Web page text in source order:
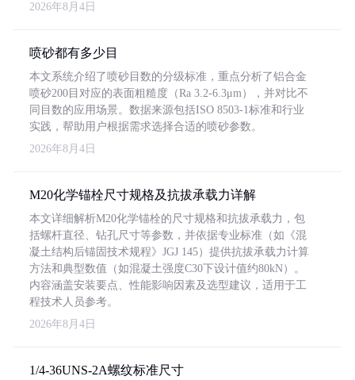
2026年8月4日
喷砂都有多少目
本文系统介绍了喷砂目数的分级标准，重点分析了铝合金
喷砂200目对应的表面粗糙度（Ra 3.2-6.3μm），并对比不
同目数的应用场景。数据来源包括ISO 8503-1标准和行业
实践，帮助用户根据需求选择合适的喷砂参数。
2026年8月4日
M20化学锚栓尺寸规格及抗拔承载力详解
本文详细解析M20化学锚栓的尺寸规格和抗拔承载力，包
括螺杆直径、钻孔尺寸等参数，并依据专业标准（如《混
凝土结构后锚固技术规程》JGJ 145）提供抗拔承载力计算
方法和典型数值（如混凝土强度C30下设计值约80kN）。
内容涵盖安装要点、性能影响因素及选型建议，适用于工
程技术人员参考。
2026年8月4日
1/4-36UNS-2A螺纹标准尺寸